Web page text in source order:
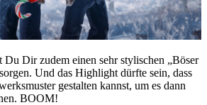
Du Dir zudem einen sehr stylischen „Böser
Und das Highlight dürfte sein, dass
gestalten kannst, um es dann
BOOM!